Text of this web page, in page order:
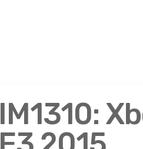
IM1310: